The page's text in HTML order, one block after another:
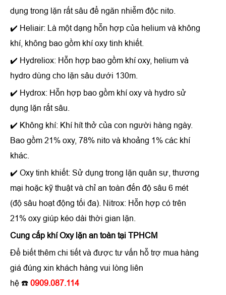
dụng trong lặn rất sâu để ngăn nhiễm độc nito.
✔️ Heliair: Là một dạng hỗn hợp của helium và không
khí, không bao gồm khí oxy tinh khiết.
✔️ Hydreliox: Hỗn hợp bao gồm khí oxy, helium và
hydro dùng cho lặn sâu dưới 130m.
✔️ Hydrox: Hỗn hợp bao gồm khí oxy và hydro sử
dụng lặn rất sâu.
✔️ Không khí: Khí hít thở của con người hàng ngày.
Bao gồm 21% oxy, 78% nito và khoảng 1% các khí
khác.
✔️ Oxy tinh khiết: Sử dụng trong lặn quân sự, thương
mại hoặc kỹ thuật và chỉ an toàn đến độ sâu 6 mét
(độ sâu hoạt động tối đa). Nitrox: Hỗn hợp có trên
21% oxy giúp kéo dài thời gian lặn.
Cung cấp khí Oxy lặn an toàn tại TPHCM
Để biết thêm chi tiết và được tư vấn hỗ trợ mua hàng
giá đúng xin khách hàng vui lòng liên
hệ ☎️ 0909.087.114